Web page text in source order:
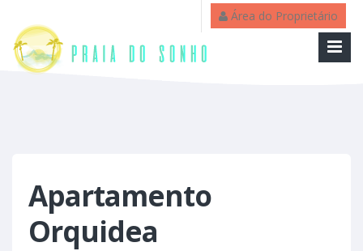
Área do Proprietário
Apartamento
Orquidea